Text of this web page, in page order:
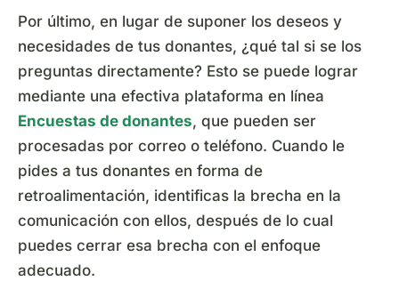
Por último, en lugar de suponer los deseos y
necesidades de tus donantes, ¿qué tal si se los
preguntas directamente? Esto se puede lograr
mediante una efectiva plataforma en línea
Encuestas de donantes, que pueden ser
procesadas por correo o teléfono. Cuando le
pides a tus donantes en forma de
retroalimentación, identificas la brecha en la
comunicación con ellos, después de lo cual
puedes cerrar esa brecha con el enfoque
adecuado.